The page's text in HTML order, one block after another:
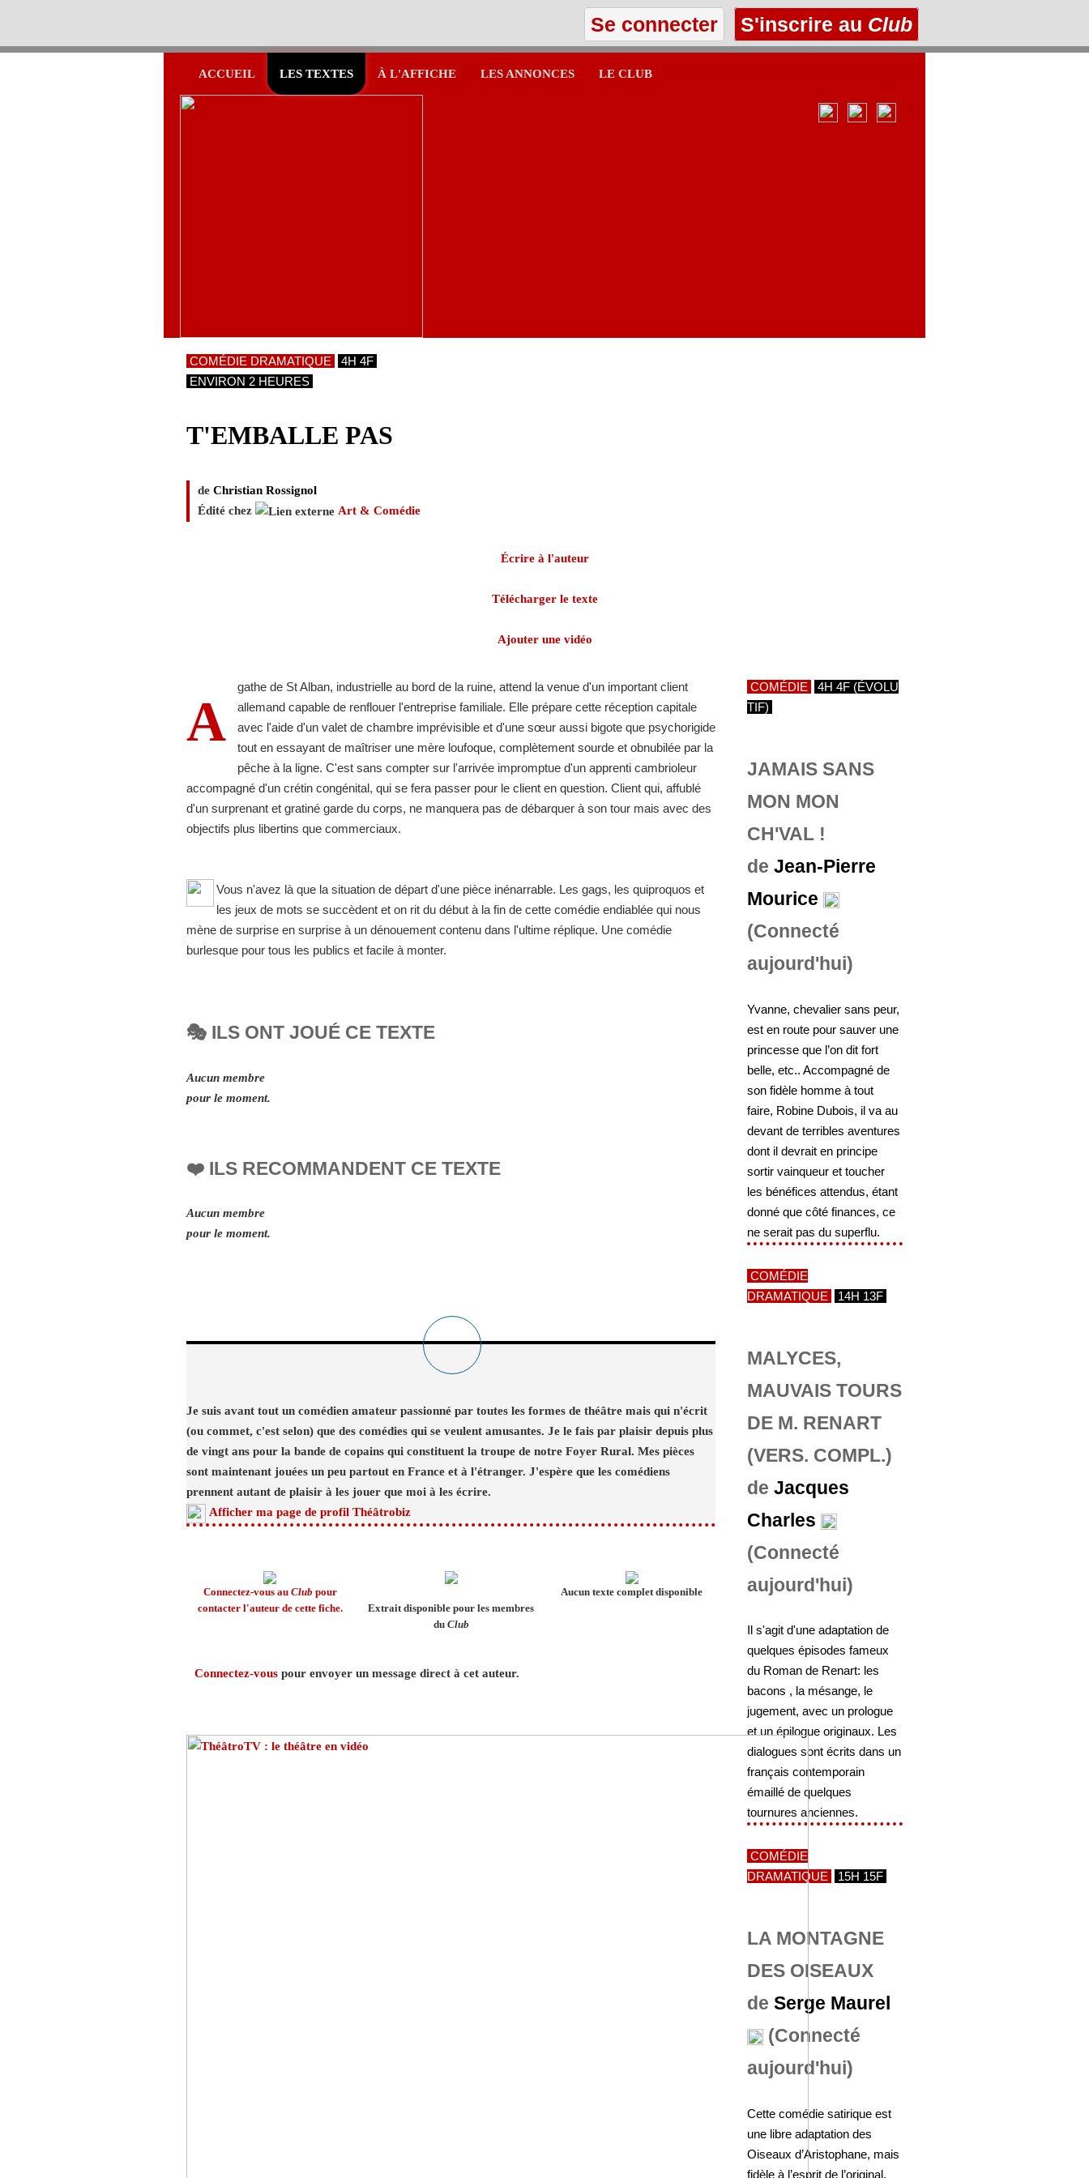
Se connecter S'inscrire au Club
ACCUEIL LES TEXTES À L'AFFICHE LES ANNONCES LE CLUB
COMÉDIE DRAMATIQUE
4H 4F
ENVIRON 2 HEURES
T'EMBALLE PAS
de Christian Rossignol
Édité chez
Art & Comédie
Écrire à l'auteur
Télécharger le texte
Ajouter une vidéo
A
gathe de St Alban, industrielle au bord de la ruine, attend la venue d'un important client
allemand capable de renflouer l'entreprise familiale. Elle prépare cette réception capitale
avec l'aide d'un valet de chambre imprévisible et d'une sœur aussi bigote que psychorigide
tout en essayant de maîtriser une mère loufoque, complètement sourde et obnubilée par la
pêche à la ligne. C'est sans compter sur l'arrivée impromptue d'un apprenti cambrioleur
accompagné d'un crétin congénital, qui se fera passer pour le client en question. Client qui, affublé
d'un surprenant et gratiné garde du corps, ne manquera pas de débarquer à son tour mais avec des
objectifs plus libertins que commerciaux.
Vous n'avez là que la situation de départ d'une pièce inénarrable. Les gags, les quiproquos et
les jeux de mots se succèdent et on rit du début à la fin de cette comédie endiablée qui nous
mène de surprise en surprise à un dénouement contenu dans l'ultime réplique. Une comédie
burlesque pour tous les publics et facile à monter.
🎭 ILS ONT JOUÉ CE TEXTE
Aucun membre
pour le moment.
❤️ ILS RECOMMANDENT CE TEXTE
Aucun membre
pour le moment.
Je suis avant tout un comédien amateur passionné par toutes les formes de théâtre mais qui n'écrit
(ou commet, c'est selon) que des comédies qui se veulent amusantes. Je le fais par plaisir depuis plus
de vingt ans pour la bande de copains qui constituent la troupe de notre Foyer Rural. Mes pièces
sont maintenant jouées un peu partout en France et à l'étranger. J'espère que les comédiens
prennent autant de plaisir à les jouer que moi à les écrire.
Afficher ma page de profil Théâtrobiz
Connectez-vous au Club pour
contacter l'auteur de cette fiche.
Extrait disponible pour les membres
du Club
Aucun texte complet disponible
Connectez-vous pour envoyer un message direct à cet auteur.
COMÉDIE
4H 4F (ÉVOLU
TIF)
JAMAIS SANS
MON MON
CH'VAL !
deJean-Pierre
Mourice
(Connecté
aujourd'hui)
Yvanne, chevalier sans peur,
est en route pour sauver une
princesse que l’on dit fort
belle, etc.. Accompagné de
son fidèle homme à tout
faire, Robine Dubois, il va au
devant de terribles aventures
dont il devrait en principe
sortir vainqueur et toucher
les bénéfices attendus, étant
donné que côté finances, ce
ne serait pas du superflu.
COMÉDIE
DRAMATIQUE
14H 13F
MALYCES,
MAUVAIS TOURS
DE M. RENART
(VERS. COMPL.)
deJacques
Charles
(Connecté
aujourd'hui)
Il s'agit d'une adaptation de
quelques épisodes fameux
du Roman de Renart: les
bacons , la mésange, le
jugement, avec un prologue
et un épilogue originaux. Les
dialogues sont écrits dans un
français contemporain
émaillé de quelques
tournures anciennes.
COMÉDIE
DRAMATIQUE
15H 15F
LA MONTAGNE
DES OISEAUX
deSerge Maurel
(Connecté
aujourd'hui)
Cette comédie satirique est
une libre adaptation des
Oiseaux d’Aristophane, mais
fidèle à l’esprit de l’original,